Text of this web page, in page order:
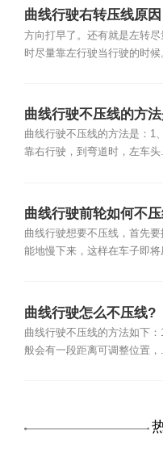
曲线行驶右转压线原因
方向打早了。还有就是左转
时尽量靠左行驶当行驶的时候
曲线行驶不压线的方
曲线行驶不压线的方法是：1
靠右行驶，到弯道时，左车头
曲线行驶前轮如何不
曲线行驶想要不压线，首先要
能地慢下来，这样在车子即将
曲线行驶怎么不压线?
曲线行驶不压线的方法如下
般会有一段距离可调整位置，